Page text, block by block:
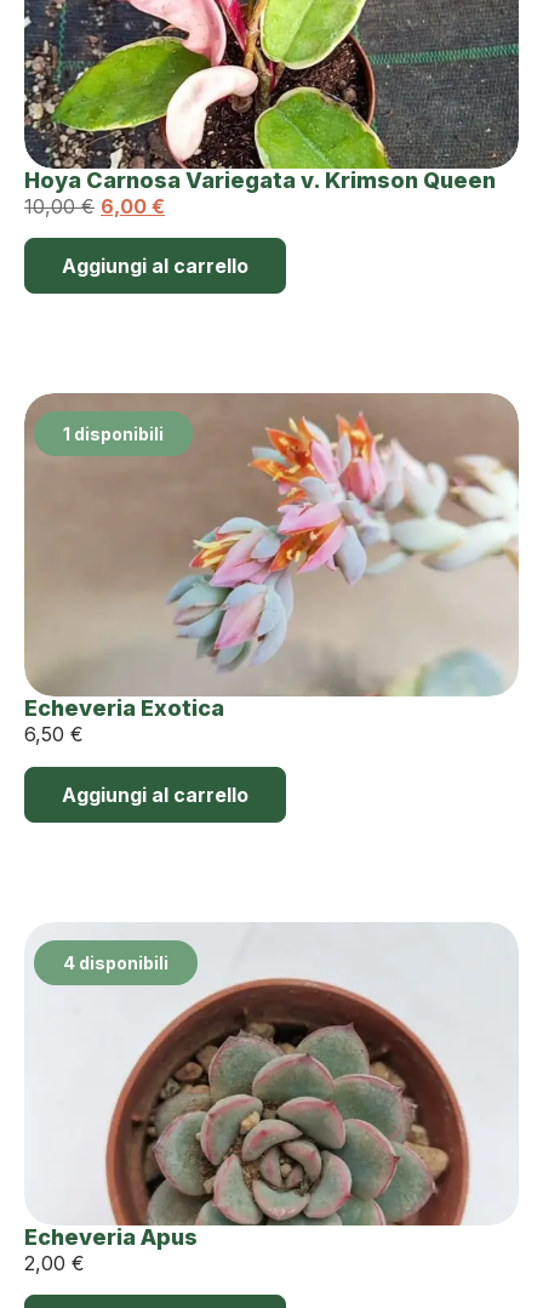
Hoya Carnosa Variegata v. Krimson Queen
10,00€ 6,00 €
Aggiungi al carrello
1 disponibili
Echeveria Exotica
6,50 €
Aggiungi al carrello
4 disponibili
Echeveria Apus
2,00 €